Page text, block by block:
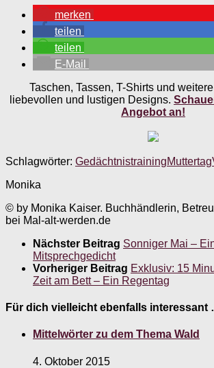
merken
teilen
teilen
E-Mail
Taschen, Tassen, T-Shirts und
liebevollen und lustigen Designs.
Angebot an!
Schlagwörter: GedächtnistrainingMuttertag
Monika
© by Monika Kaiser. Buchhändlerin,
bei Mal-alt-werden.de
Nächster Beitrag Sonniger Mai –
Mitsprechgedicht
Vorheriger Beitrag Exklusiv: 15
Zeit am Bett – Ein Regentag
Für dich vielleicht ebenfalls interessant
Mittelwörter zu dem Thema Wald
4. Oktober 2015